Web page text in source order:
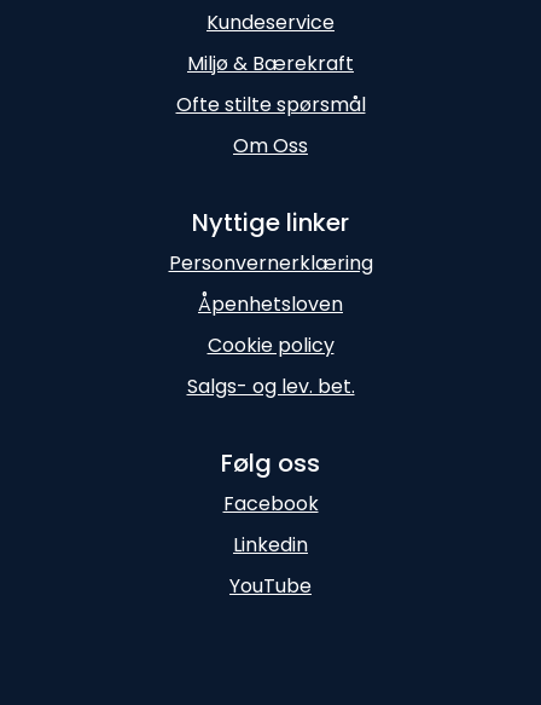
Kundeservice
Miljø & Bærekraft
Ofte stilte spørsmål
Om Oss
Nyttige linker
Personvernerklæring
Åpenhetsloven
Cookie policy
Salgs- og lev. bet.
Følg oss
Facebook
Linkedin
YouTube